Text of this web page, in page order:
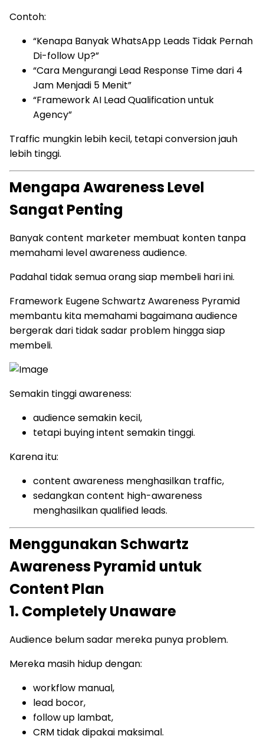
Contoh:
“Kenapa Banyak WhatsApp Leads Tidak Pernah
Di-follow Up?”
“Cara Mengurangi Lead Response Time dari 4
Jam Menjadi 5 Menit”
“Framework AI Lead Qualification untuk
Agency”
Traffic mungkin lebih kecil, tetapi conversion jauh
lebih tinggi.
Mengapa Awareness Level
Sangat Penting
Banyak content marketer membuat konten tanpa
memahami level awareness audience.
Padahal tidak semua orang siap membeli hari ini.
Framework Eugene Schwartz Awareness Pyramid
membantu kita memahami bagaimana audience
bergerak dari tidak sadar problem hingga siap
membeli.
Semakin tinggi awareness:
audience semakin kecil,
tetapi buying intent semakin tinggi.
Karena itu:
content awareness menghasilkan traffic,
sedangkan content high-awareness
menghasilkan qualified leads.
Menggunakan Schwartz
Awareness Pyramid untuk
Content Plan
1. Completely Unaware
Audience belum sadar mereka punya problem.
Mereka masih hidup dengan:
workflow manual,
lead bocor,
follow up lambat,
CRM tidak dipakai maksimal.